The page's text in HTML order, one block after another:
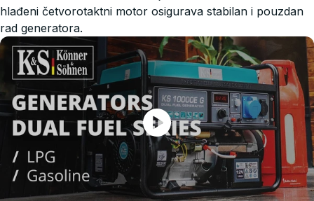
hlađeni četvorotaktni motor osigurava stabilan i pouzdan
rad generatora.